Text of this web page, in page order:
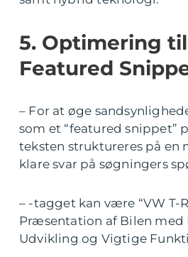
5. Optimering
Featured
– For at øge
som et “featured snippet”
teksten struktureres på en
klare svar på søgningers
– -tagget kan være “VW T-
Præsentation af Bilen med
Udvikling og Vigtige